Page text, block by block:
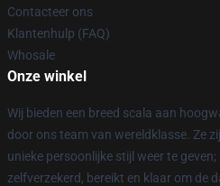
Contacteer ons
Klantenhulp (FAQ)
Whosale
Onze winkel
Wij bieden een breed scala aan
door ons team van wereldklasse. Ze
unieke persoonlijke stijl weer te
zelfverzekerd, bereikt en klaar om de